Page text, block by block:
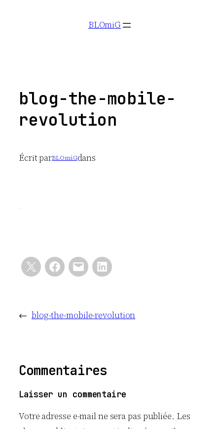
BLOmiG
blog-the-mobile-
revolution
Écrit parBLOmiGdans
← blog-the-mobile-revolution
Commentaires
Laisser un commentaire
Votre adresse e-mail ne sera pas publiée. Les